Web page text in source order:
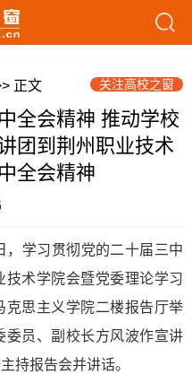
正文 关注高校之窗
全会精神 推动学校
团到荆州职业技术
全会精神
，学习贯彻党的二十届三中
术学院会暨党委理论学习
克思主义学院二楼报告厅举
委员、副校长方风波作宣讲
持报告会并讲话。